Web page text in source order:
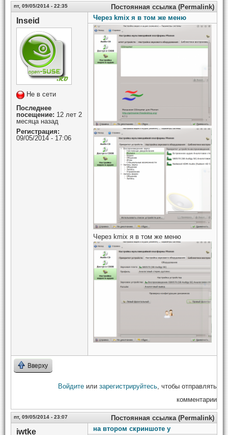
пт, 09/05/2014 - 22:35 Постоянная ссылка (Permalink)
Inseid
Не в сети
Последнее
посещение: 12 лет 2
месяца назад
Регистрация:
09/05/2014 - 17:06
Через kmix я в том же меню
Через kmix я в том же меню
Вверху
Войдите или зарегистрируйтесь , чтобы отправлять
комментарии
пт, 09/05/2014 - 23:07 Постоянная ссылка (Permalink)
iwtke на втором скриншоте у